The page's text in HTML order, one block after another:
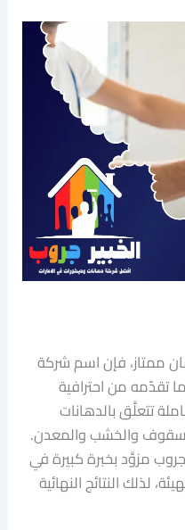
ممتاز، فإن اسم شركة
تقدّمه من احترافية
تتعلَّق بالدهانات
السقوف والخشب والمعدن.
جروب مزوَّد بخبرة كبيرة في
لذلك النتائج النهائية